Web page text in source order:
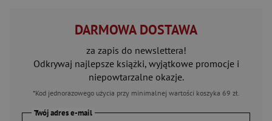
DARMOWA DOSTAWA
za zapis do newslettera!
Odkrywaj najlepsze książki, wyjątkowe promocje i
niepowtarzalne okazje.
*Kod jednorazowego użycia przy minimalnej wartości koszyka 69 zł.
Twój adres e-mail